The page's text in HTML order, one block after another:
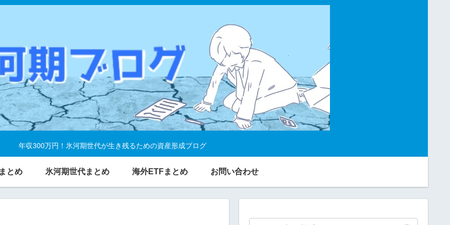
年収300万円！氷河期世代が生き残るための資産形成ブログ
とめ 氷河期世代まとめ 海外ETFまとめ お問い合わせ